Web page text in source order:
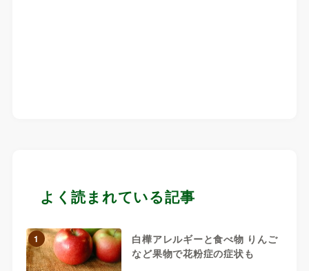
よく読まれている記事
1
白樺アレルギーと食べ物 りんご
など果物で花粉症の症状も